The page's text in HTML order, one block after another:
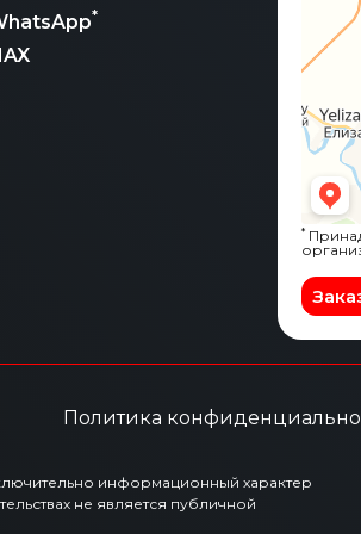
*
*
Политика
информационный характер
не является публичной